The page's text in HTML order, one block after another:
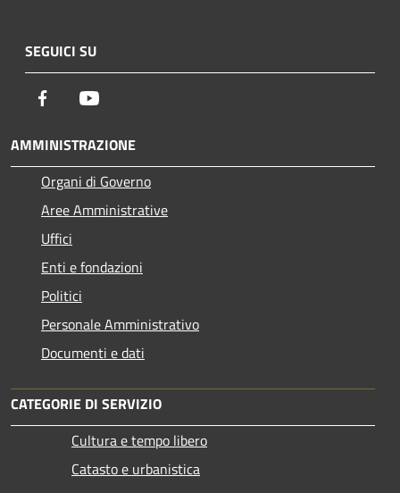
SEGUICI SU
Facebook
AMMINISTRAZIONE
Organi di Governo
Aree Amministrative
Uffici
Enti e fondazioni
Politici
Personale Amministrativo
Documenti e dati
CATEGORIE DI SERVIZIO
Cultura e tempo libero
Catasto e urbanistica